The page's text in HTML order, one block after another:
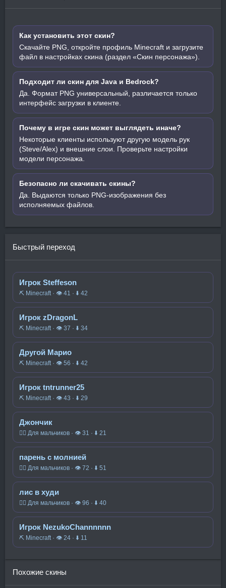
Как установить этот скин?
Скачайте PNG, откройте профиль Minecraft и загрузите
файл в настройках скина (раздел «Скин персонажа»).
Подходит ли скин для Java и Bedrock?
Да. Формат PNG универсальный, различается только
интерфейс загрузки в клиенте.
Почему в игре скин может выглядеть иначе?
Некоторые клиенты используют другую модель рук
(Steve/Alex) и внешние слои. Проверьте настройки
модели персонажа.
Безопасно ли скачивать скины?
Да. Выдаются только PNG-изображения без
исполняемых файлов.
Быстрый переход
Игрок Steffeson
⛏️ Minecraft · 👁 41 · ⬇ 42
Игрок zDragonL
⛏️ Minecraft · 👁 37 · ⬇ 34
Другой Марио
⛏️ Minecraft · 👁 56 · ⬇ 42
Игрок tntrunner25
⛏️ Minecraft · 👁 43 · ⬇ 29
Джончик
🧍‍♂️ Для мальчиков · 👁 31 · ⬇ 21
парень с молнией
🧍‍♂️ Для мальчиков · 👁 72 · ⬇ 51
лис в худи
🧍‍♂️ Для мальчиков · 👁 96 · ⬇ 40
Игрок NezukoChannnnnn
⛏️ Minecraft · 👁 24 · ⬇ 11
Похожие скины